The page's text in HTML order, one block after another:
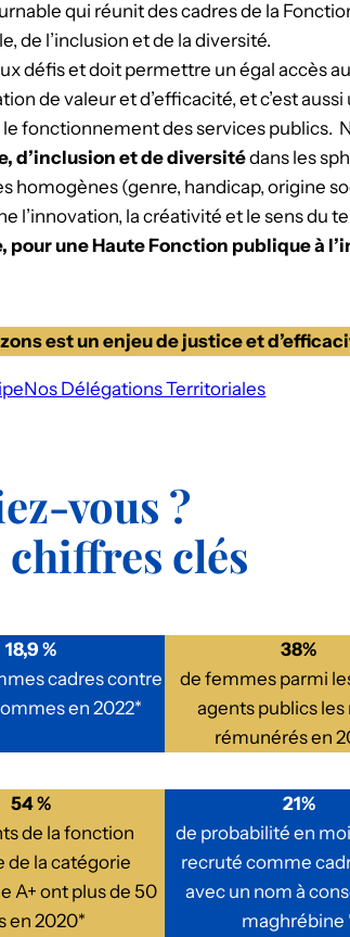
qui réunit des cadres de la
de l’inclusion et de la diversité.
défis et doit permettre un égal accès
de valeur et d’efficacité, et c’est aussi
fonctionnement des services publics.
d’inclusion et de diversitédans les
homogènes (genre, handicap, origine
l’innovation, la créativité et le sens du
une Haute Fonction publique à
est un enjeu de justice et
Nos Délégations Territoriales
vous ?
clés
18,9 %
cadres contre
en 2022*
38%
de femmes parmi
agents publics
rémunérés en
54 %
de la fonction
de la catégorie
A+ ont plus de 50
en 2020*
21%
de probabilité en
recruté comme
avec un nom à
maghrébine